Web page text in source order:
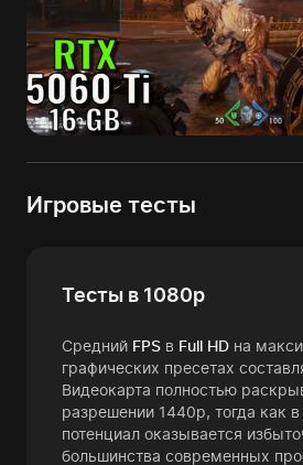
Игровые тесты
Тесты в 1080p
Средний FPS в Full HD на
графических пресетах
Видеокарта полностью
разрешении 1440p, тогда как
потенциал оказывается
большинства современных